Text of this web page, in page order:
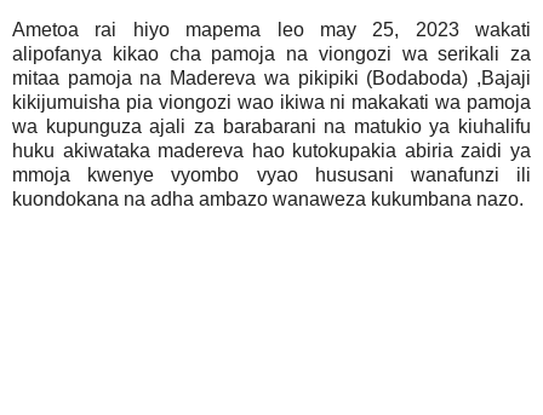
Ametoa rai hiyo mapema leo may 25, 2023 wakati
alipofanya kikao cha pamoja na viongozi wa serikali za
mitaa pamoja na Madereva wa pikipiki (Bodaboda) ,Bajaji
kikijumuisha pia viongozi wao ikiwa ni makakati wa pamoja
wa kupunguza ajali za barabarani na matukio ya kiuhalifu
huku akiwataka madereva hao kutokupakia abiria zaidi ya
mmoja kwenye vyombo vyao hususani wanafunzi ili
kuondokana na adha ambazo wanaweza kukumbana nazo.